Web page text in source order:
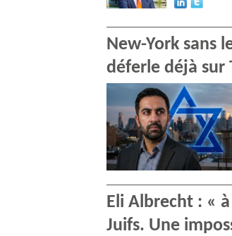
New-York sans
déferle déjà sur
Eli Albrecht : «
Juifs. Une